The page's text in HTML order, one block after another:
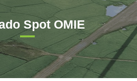
Spot OMIE